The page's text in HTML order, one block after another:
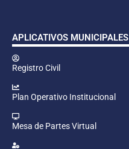
APLICATIVOS MUNICIPALES
Registro Civil
Plan Operativo Institucional
Mesa de Partes Virtual